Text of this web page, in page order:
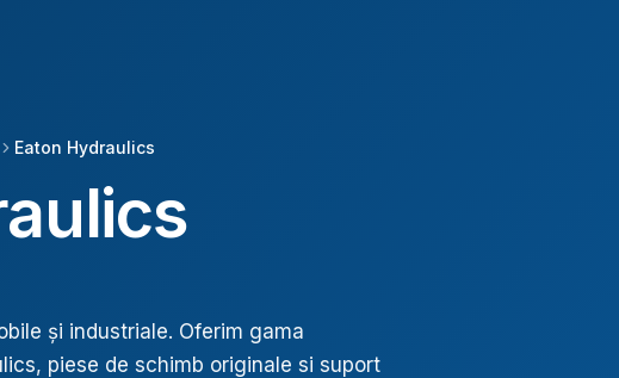
Eaton Hydraulics
și industriale. Oferim gama
, piese de schimb originale si suport